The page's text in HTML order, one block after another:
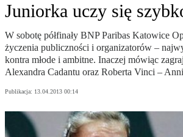
Juniorka uczy się
W sobotę półfinały BNP Paribas Katowice
życzenia publiczności i organizatorów –
kontra młode i ambitne. Inaczej mówiąc
Alexandra Cadantu oraz Roberta Vinci –
Publikacja: 13.04.2013 00:14